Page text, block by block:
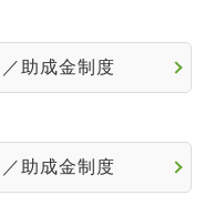
助成金制度
助成金制度